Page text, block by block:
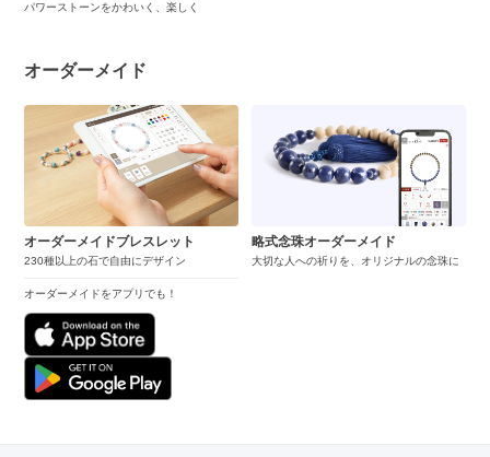
パワーストーンをかわいく、楽しく
オーダーメイド
オーダーメイドブレスレット
230種以上の石で自由にデザイン
オーダーメイドをアプリでも！
略式念珠オーダーメイド
大切な人への祈りを、オリジナルの念珠に